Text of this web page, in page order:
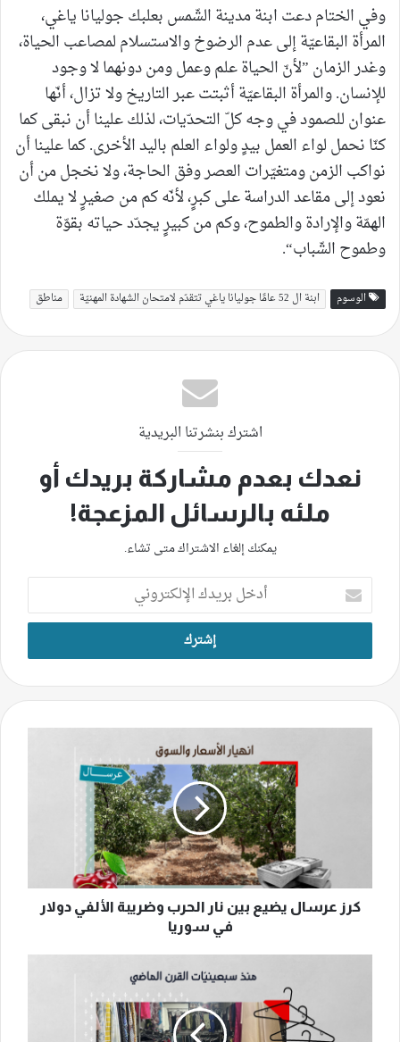
وفي الختام دعت ابنة مدينة الشّمس بعلبك جوليانا ياغي،
المرأة البقاعيّة إلى عدم الرضوخ والاستسلام لمصاعب الحياة،
وغدر الزمان ”لأنّ الحياة علم وعمل ومن دونهما لا وجود
للإنسان. والمرأة البقاعيّة أثبتت عبر التاريخ ولا تزال، أنّها
عنوان للصمود في وجه كلّ التحدّيات، لذلك علينا أن نبقى كما
كنّا نحمل لواء العمل بيدٍ ولواء العلم باليد الأخرى. كما علينا أن
نواكب الزمن ومتغيّرات العصر وفق الحاجة، ولا نخجل من أن
نعود إلى مقاعد الدراسة على كبرٍ، لأنّه كم من صغيرٍ لا يملك
الهمّة والإرادة والطموح، وكم من كبيرٍ يجدّد حياته بقوّة
وطموح الشّباب“.
الوسوم ابنة ال 52 عامًا جوليانا ياغي تتقدّم لامتحان الشهادة المهنيّة مناطق
اشترك بنشرتنا البريدية
نعدك بعدم مشاركة بريدك أو
ملئه بالرسائل المزعجة!
يمكنك إلغاء الاشتراك متى تشاء.
أدخل
بريدك
الإلكتروني
دولار
فيكرز عرسال يضيع بين نار الحرب وضريبة الألفي دولار
في سوريا